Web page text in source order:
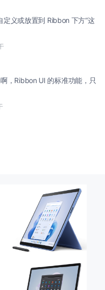
义或放置到 Ribbon 下方“这
，Ribbon UI 的标准功能，只